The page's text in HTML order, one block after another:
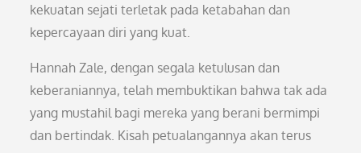
kekuatan sejati terletak pada ketabahan dan
kepercayaan diri yang kuat.
Hannah Zale, dengan segala ketulusan dan
keberaniannya, telah membuktikan bahwa tak ada
yang mustahil bagi mereka yang berani bermimpi
dan bertindak. Kisah petualangannya akan terus